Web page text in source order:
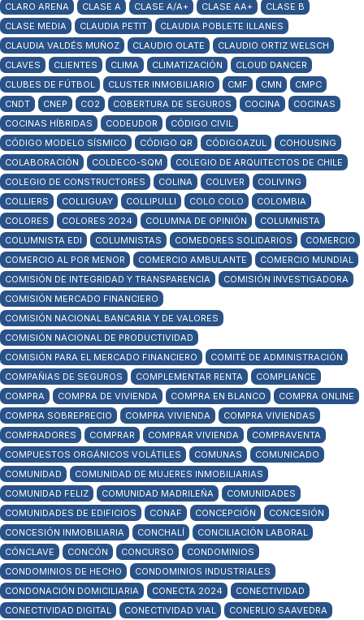
CLARO ARENA
CLASE A CLASE A/A+ CLASE AA+
CLASE B
CLASE MEDIA
CLAUDIA PETIT
CLAUDIA POBLETE ILLANES
CLAUDIA VALDÉS MUÑOZ
CLAUDIO OLATE
CLAUDIO ORTIZ WELSCH
CLAVES
CLIENTES CLIMA CLIMATIZACIÓN
CLOUD DANCER
CLUBES DE FÚTBOL
CLUSTER INMOBILIARIO CMF CMN
CMPC
CNDT
CNEP CO2 COBERTURA DE SEGUROS COCINA
COCINAS
COCINAS HÍBRIDAS
CODEUDOR
CÓDIGO CIVIL
CÓDIGO MODELO SÍSMICO
CÓDIGO QR CÓDIGOAZUL
COHOUSING
COLABORACIÓN
COLDECO-SQM
COLEGIO DE ARQUITECTOS DE CHILE
COLEGIO DE CONSTRUCTORES
COLINA COLIVER
COLIVING
COLLIERS
COLLIGUAY COLLIPULLI COLO COLO
COLOMBIA
COLORES
COLORES 2024 COLUMNA DE OPINIÓN
COLUMNISTA
COLUMNISTA EDI
COLUMNISTAS COMEDORES SOLIDARIOS
COMERCIO
COMERCIO AL POR MENOR
COMERCIO AMBULANTE
COMERCIO MUNDIAL
COMISIÓN DE INTEGRIDAD Y TRANSPARENCIA
COMISIÓN INVESTIGADORA
COMISIÓN MERCADO FINANCIERO
COMISIÓN NACIONAL BANCARIA Y DE VALORES
COMISIÓN NACIONAL DE PRODUCTIVIDAD
COMISIÓN PARA EL MERCADO FINANCIERO
COMITÉ DE ADMINISTRACIÓN
COMPAÑIAS DE SEGUROS
COMPLEMENTAR RENTA
COMPLIANCE
COMPRA
COMPRA DE VIVIENDA COMPRA EN BLANCO
COMPRA ONLINE
COMPRA SOBREPRECIO
COMPRA VIVIENDA
COMPRA VIVIENDAS
COMPRADORES
COMPRAR COMPRAR VIVIENDA
COMPRAVENTA
COMPUESTOS ORGÁNICOS VOLÁTILES
COMUNAS
COMUNICADO
COMUNIDAD
COMUNIDAD DE MUJERES INMOBILIARIAS
COMUNIDAD FELIZ
COMUNIDAD MADRILEÑA
COMUNIDADES
COMUNIDADES DE EDIFICIOS
CONAF CONCEPCIÓN
CONCESIÓN
CONCESIÓN INMOBILIARIA
CONCHALÍ
CONCILIACIÓN LABORAL
CÓNCLAVE
CONCÓN CONCURSO
CONDOMINIOS
CONDOMINIOS DE HECHO
CONDOMINIOS INDUSTRIALES
CONDONACIÓN DOMICILIARIA
CONECTA 2024
CONECTIVIDAD
CONECTIVIDAD DIGITAL
CONECTIVIDAD VIAL
CONERLIO SAAVEDRA